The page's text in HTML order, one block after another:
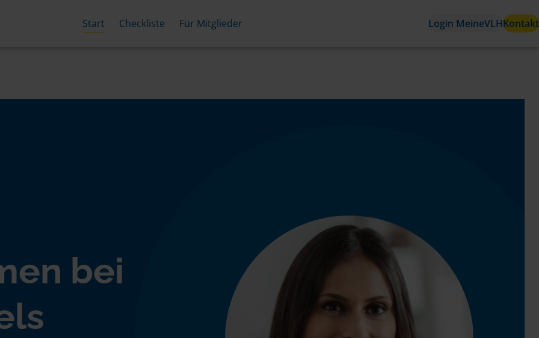
Start Checkliste Für Mitglieder Login MeineVLHKontakt
bei